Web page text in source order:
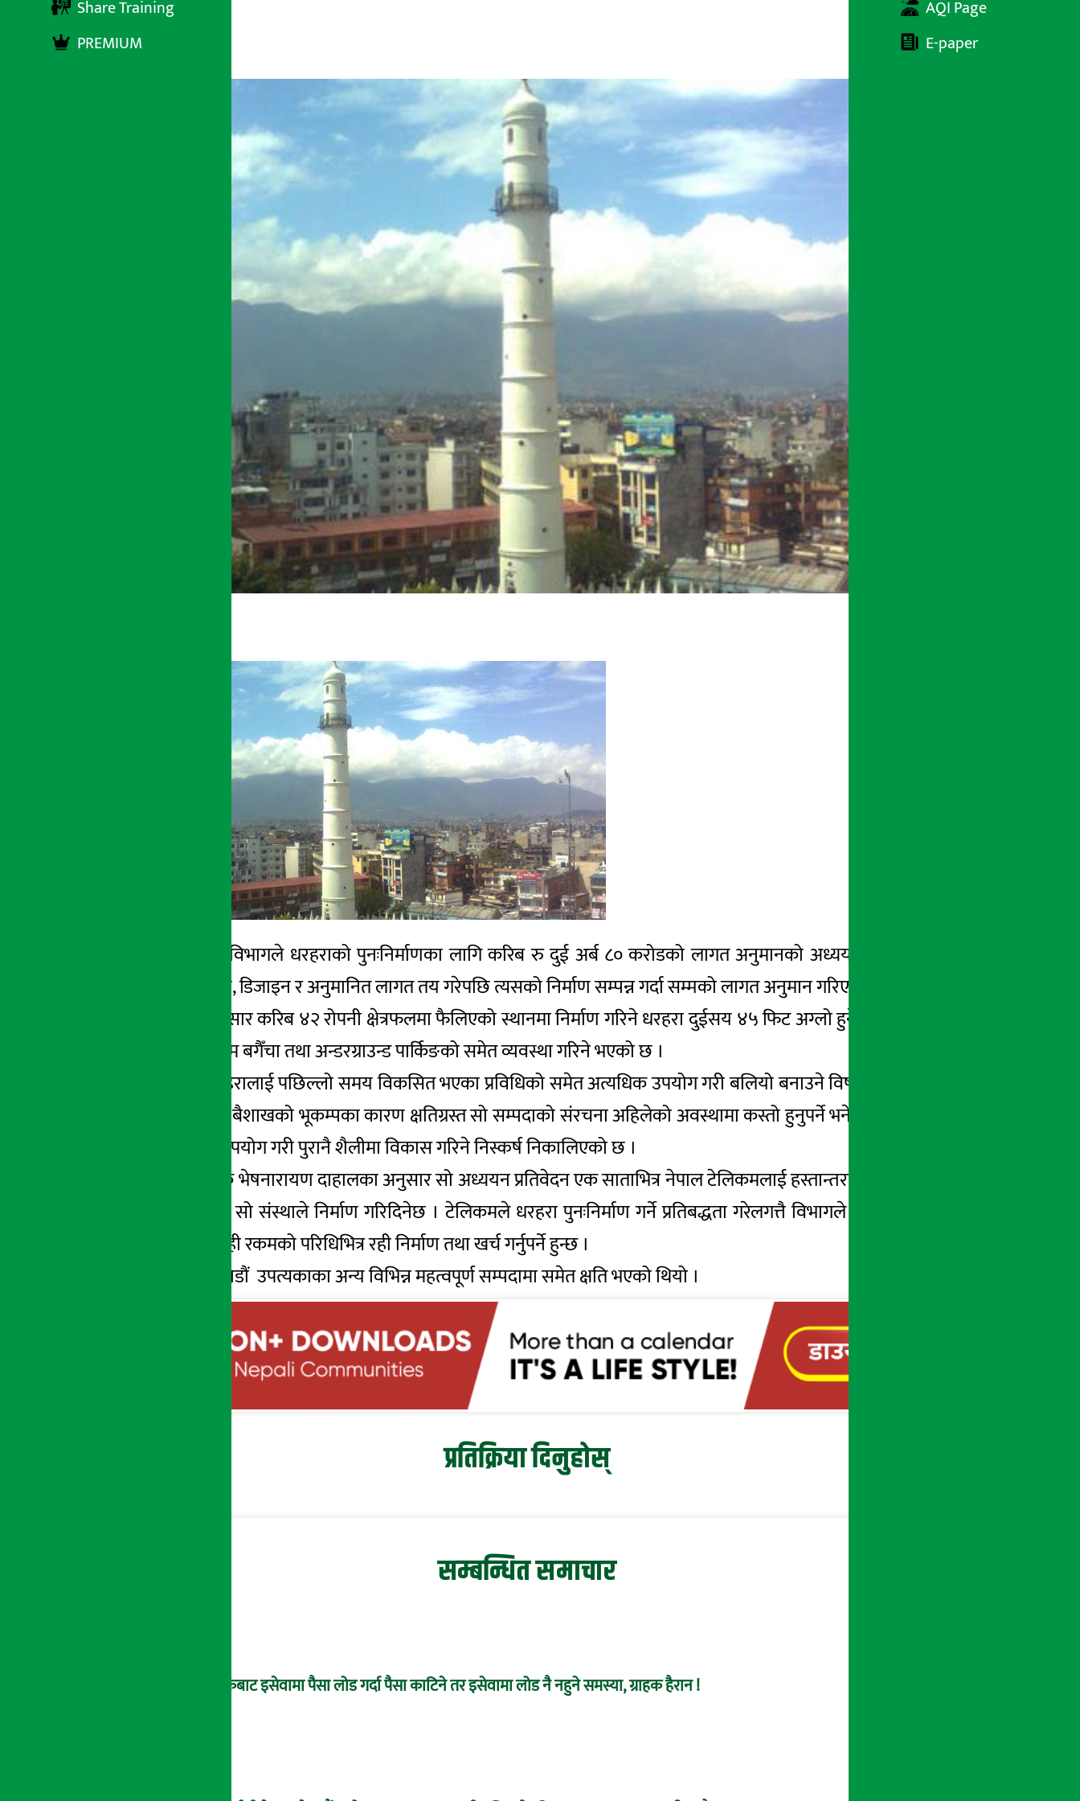
Share Training
PREMIUM
AQI Page
E-paper
अर्थ सरोकार १८ चैत्र २०७३, शुक्रबार ०७:१२
काठमाडौं – पुरातत्व विभागले धरहराको पुनःनिर्माणका लागि करिब रु दुई अर्ब ८० करोडको लागत अनुमानको अध्ययन गरेको छ । विभागले नयाँ
धरहराको नक्साङकन, डिजाइन र अनुमानित लागत तय गरेपछि त्यसको निर्माण सम्पन्न गर्दा सम्मको लागत अनुमान गरिएको हो ।
अध्ययन प्रतिवेदनअनुसार करिब ४२ रोपनी क्षेत्रफलमा फैलिएको स्थानमा निर्माण गरिने धरहरा दुईसय ४५ फिट अग्लो हुनेछ । घुम्न आउने स्वदेशी तथा
विदेशीका लागि मनोरम बगैँचा तथा अन्डरग्राउन्ड पार्किङको समेत व्यवस्था गरिने भएको छ ।
विभागले अब बन्ने धरहरालाई पछिल्लो समय विकसित भएका प्रविधिको समेत अत्यधिक उपयोग गरी बलियो बनाउने विषयमा पनि अध्ययन गरिरहेको
थियो । गतवर्ष २०७२ बैशाखको भूकम्पका कारण क्षतिग्रस्त सो सम्पदाको संरचना अहिलेको अवस्थामा कस्तो हुनुपर्ने भनेर विभागले गरेको अध्ययनमा
आधुनिक सामग्रीको उपयोग गरी पुरानै शैलीमा विकास गरिने निस्कर्ष निकालिएको छ ।
विभागका महानिर्देशक भेषनारायण दाहालका अनुसार सो अध्ययन प्रतिवेदन एक साताभित्र नेपाल टेलिकमलाई हस्तान्तरण गरिनेछ, सोही प्रतिवेदनका
आधारमा उक्त सम्पदा सो संस्थाले निर्माण गरिदिनेछ । टेलिकमले धरहरा पुनःनिर्माण गर्ने प्रतिबद्धता गरेलगत्तै विभागले त्यसको अध्ययन सुरु गरेको
थियो । टेलिकमले सोही रकमको परिधिभित्र रही निर्माण तथा खर्च गर्नुपर्ने हुन्छ ।
सोही भुकम्पमा काठमाडौं उपत्यकाका अन्य विभिन्न महत्वपूर्ण सम्पदामा समेत क्षति भएको थियो ।
प्रतिक्रिया दिनुहोस्
सम्बन्धित समाचार
बैंकबाट इसेवामा पैसा लोड गर्दा पैसा काटिने तर इसेवामा लोड नै नहुने समस्या, ग्राहक हैरान !